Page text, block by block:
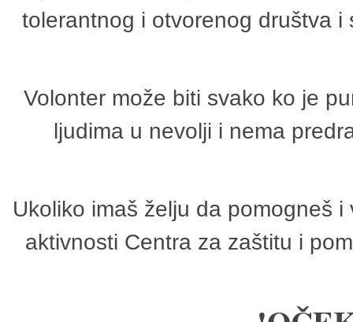
tolerantnog i otvorenog društva
Volonter može biti svako ko je
ljudima u nevolji i nema
Ukoliko imaš želju da pomogneš
aktivnosti Centra za zaštitu i